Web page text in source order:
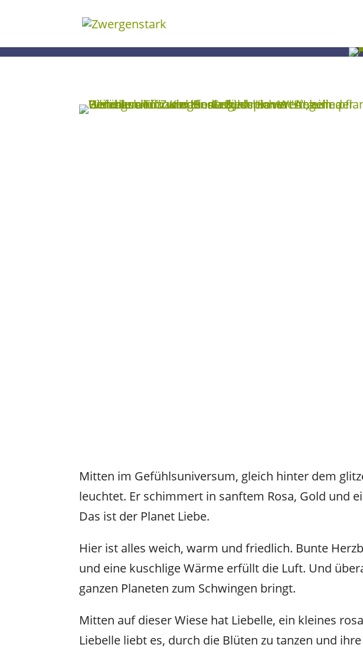
Mitten im Gefühlsuniversum, gleich hinter dem
leuchtet. Er schimmert in sanftem Rosa, Gold und
Das ist der Planet Liebe.
Hier ist alles weich, warm und friedlich. Bunte
und eine kuschlige Wärme erfüllt die Luft. Und
ganzen Planeten zum Schwingen bringt.
Mitten auf dieser Wiese hat Liebelle, ein kleines
Liebelle liebt es, durch die Blüten zu tanzen und